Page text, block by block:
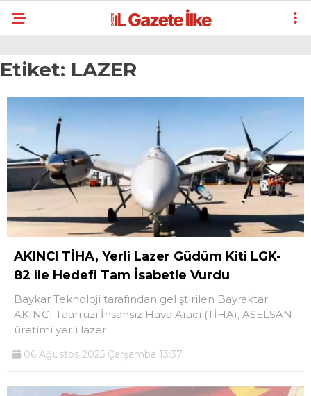
Etiket: LAZER
AKINCI TİHA, Yerli Lazer Güdüm Kiti LGK-
82 ile Hedefi Tam İsabetle Vurdu
Baykar Teknoloji tarafından geliştirilen Bayraktar
AKINCI Taarruzi İnsansız Hava Aracı (TİHA), ASELSAN
üretimi yerli lazer
06 Ağustos 2025 Çarşamba 13:37